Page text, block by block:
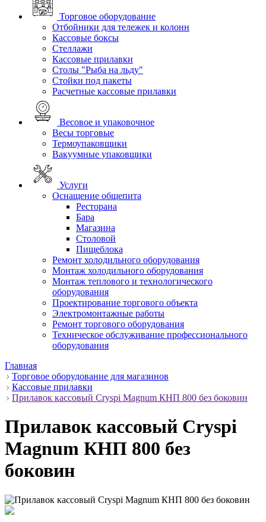
Торговое оборудование
Отбойники для тележек и колонн
Кассовые боксы
Стеллажи
Кассовые прилавки
Столы "Рыба на льду"
Стойки под пакеты
Расчетные кассовые прилавки
Весовое и упаковочное
Весы торговые
Термоупаковщики
Вакуумные упаковщики
Услуги
Оснащение общепита
Ресторана
Бара
Магазина
Столовой
Пищеблока
Ремонт холодильного оборудования
Монтаж холодильного оборудования
Монтаж теплового и технологического
оборудования
Проектирование торгового объекта
Электромонтажные работы
Ремонт торгового оборудования
Техническое обслуживание профессионального
оборудования
Главная
Торговое оборудование для магазинов
Кассовые прилавки
Прилавок кассовый Cryspi Magnum КНП 800 без боковин
Прилавок кассовый Cryspi
Magnum КНП 800 без
боковин